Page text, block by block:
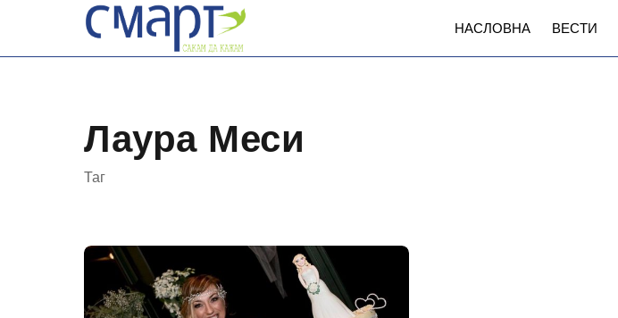
content
НАСЛОВНА ВЕСТИ
Лаура Меси
Таг